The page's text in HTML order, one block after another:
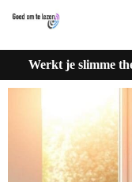
Werkt je slimme